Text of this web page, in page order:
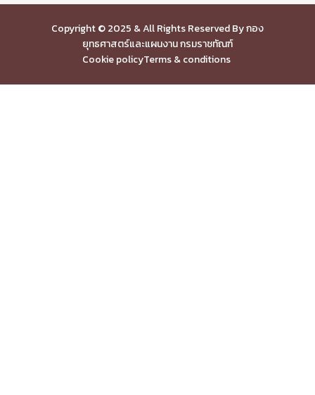
Copyright © 2025 & All Rights Reserved By กอง
ยุทธศาสตร์และแผนงาน กรมราชทัณฑ์
Cookie policyTerms & conditions